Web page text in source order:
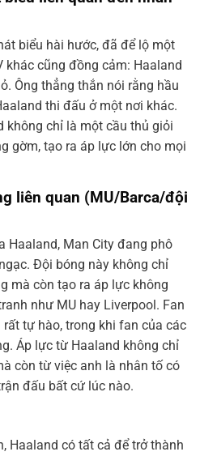
biểu hài hước, đã để lộ một
khác cũng đồng cảm: Haaland
Ông thẳng thắn nói rằng hầu
thi đấu ở một nơi khác.
không chỉ là một cầu thủ giỏi
gờm, tạo ra áp lực lớn cho mọi
liên quan (MU/Barca/đội
Haaland, Man City đang phô
Đội bóng này không chỉ
mà còn tạo ra áp lực không
như MU hay Liverpool. Fan
tự hào, trong khi fan của các
Áp lực từ Haaland không chỉ
còn từ việc anh là nhân tố có
đấu bất cứ lúc nào.
Haaland có tất cả để trở thành